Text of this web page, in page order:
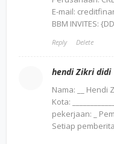
E-mail:
BBM INVITES:
Reply Delete
hendi Zikri didi
Nama: __ Hendi
Kota:
pekerjaan: _
Setiap